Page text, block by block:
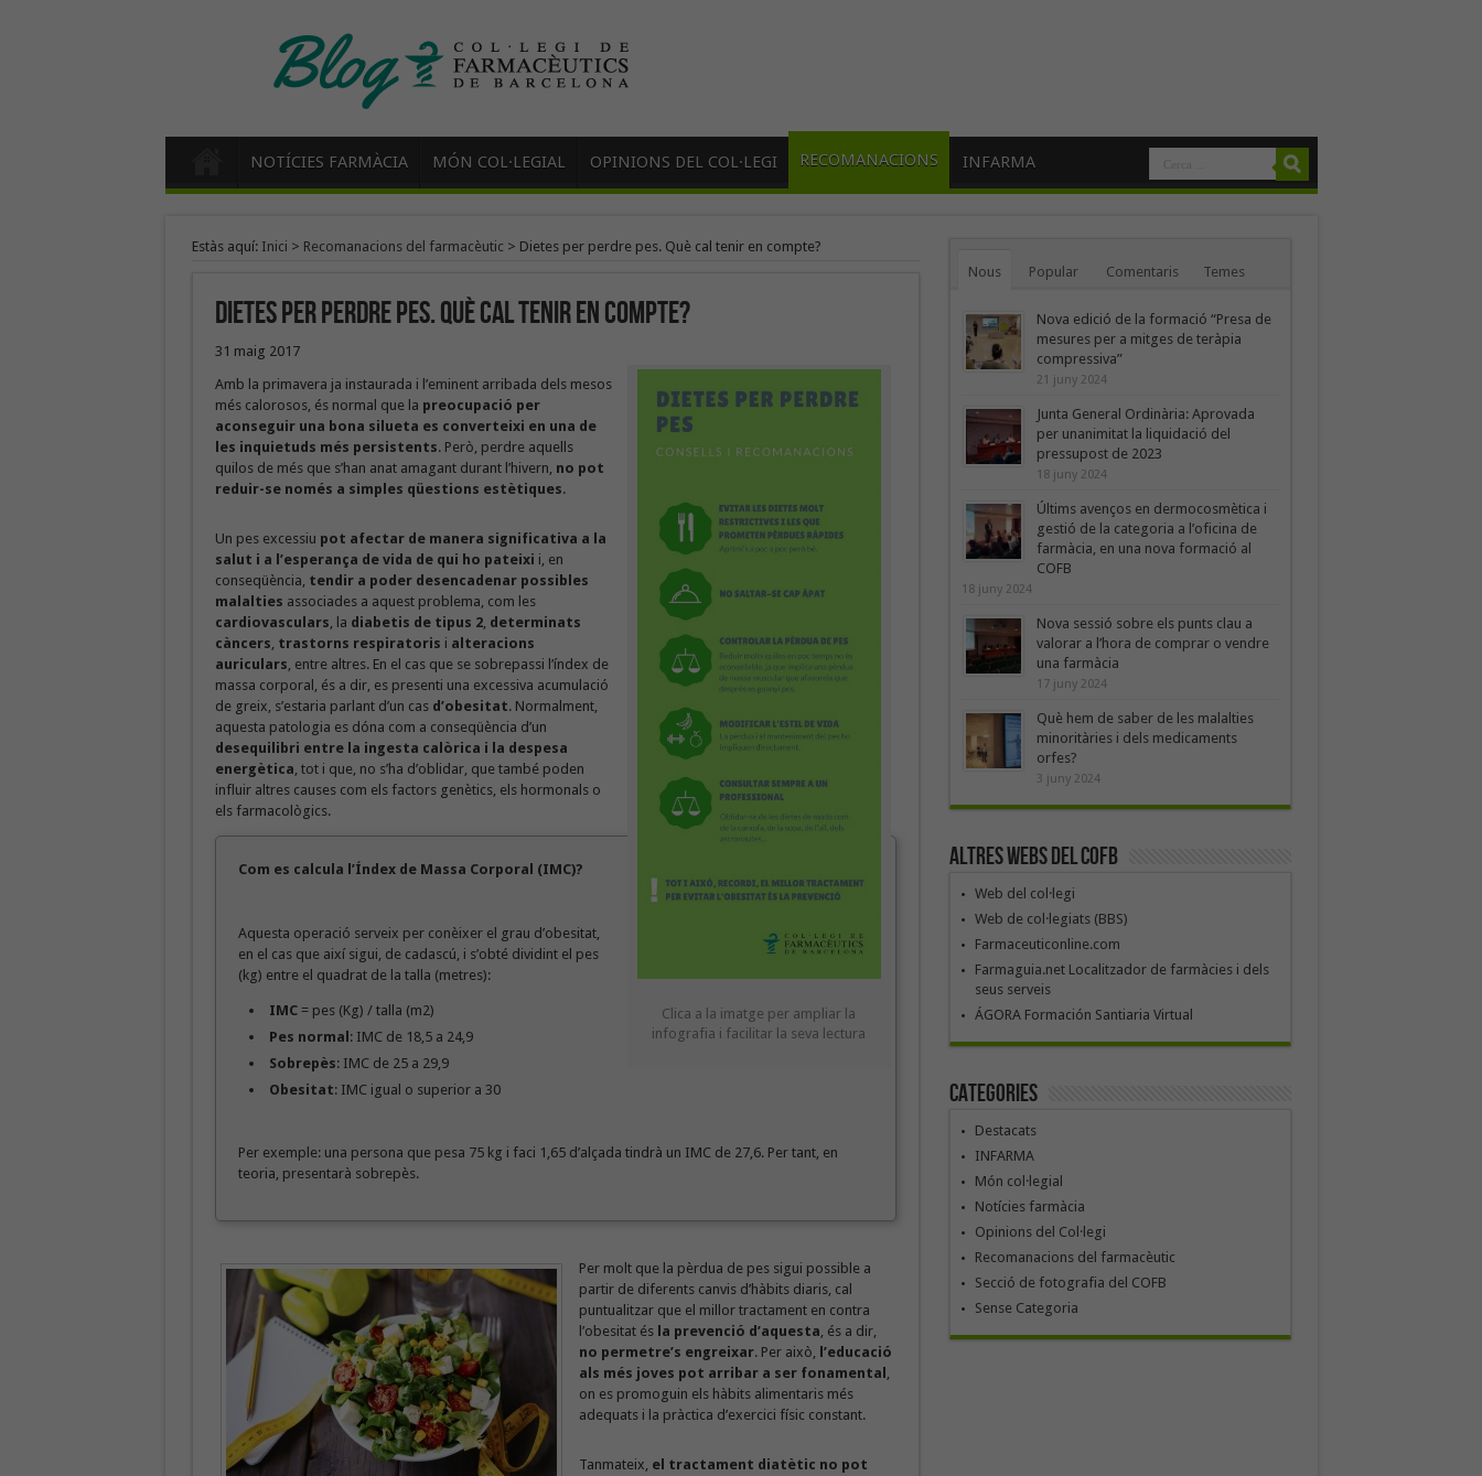
NOTÍCIES FARMÀCIA MÓN COL·LEGIAL OPINIONS DEL COL·LEGI RECOMANACIONS INFARMA
Estàs aquí: Inici > Recomanacions del farmacèutic > Dietes per perdre pes. Què cal tenir en compte?
Dietes per perdre pes. Què cal tenir en compte?
31 maig 2017
Clica a la imatge per ampliar la
infografia i facilitar la seva lectura
Amb la primavera ja instaurada i l’eminent arribada dels mesos
més calorosos, és normal que la preocupació per
aconseguir una bona silueta es converteixi en una de
les inquietuds més persistents. Però, perdre aquells
quilos de més que s’han anat amagant durant l’hivern, no pot
reduir-se només a simples qüestions estètiques.
Un pes excessiu pot afectar de manera significativa a la
salut i a l’esperança de vida de qui ho pateixi i, en
conseqüència, tendir a poder desencadenar possibles
malalties associades a aquest problema, com les
cardiovasculars, la diabetis de tipus 2, determinats
càncers, trastorns respiratoris i alteracions
auriculars, entre altres. En el cas que se sobrepassi l’índex de
massa corporal, és a dir, es presenti una excessiva acumulació
de greix, s’estaria parlant d’un cas d’obesitat. Normalment,
aquesta patologia es dóna com a conseqüència d’un
desequilibri entre la ingesta calòrica i la despesa
energètica, tot i que, no s’ha d’oblidar, que també poden
influir altres causes com els factors genètics, els hormonals o
els farmacològics.
Com es calcula l’Índex de Massa Corporal (IMC)?
Aquesta operació serveix per conèixer el grau d’obesitat,
en el cas que així sigui, de cadascú, i s’obté dividint el pes
(kg) entre el quadrat de la talla (metres):
IMC= pes (Kg) / talla (m2)
Pes normal : IMC de 18,5 a 24,9
Sobrepès: IMC de 25 a 29,9
Obesitat: IMC igual o superior a 30
Per exemple: una persona que pesa 75 kg i faci 1,65 d’alçada tindrà un IMC de 27,6. Per tant, en
teoria, presentarà sobrepès.
Per molt que la pèrdua de pes sigui possible a
partir de diferents canvis d’hàbits diaris, cal
puntualitzar que el millor tractament en contra
l’obesitat és la prevenció d’aquesta, és a dir,
no permetre’s engreixar. Per això, l’educació
als més joves pot arribar a ser fonamental ,
on es promoguin els hàbits alimentaris més
adequats i la pràctica d’exercici físic constant.
Tanmateix, el tractament diatètic no pot
Nous Popular Comentaris Temes
Nova edició de la formació “Presa de
mesures per a mitges de teràpia
compressiva”
21 juny 2024
Junta General Ordinària: Aprovada
per unanimitat la liquidació del
pressupost de 2023
18 juny 2024
Últims avenços en dermocosmètica i
gestió de la categoria a l’oficina de
farmàcia, en una nova formació al
COFB
18 juny 2024
Nova sessió sobre els punts clau a
valorar a l’hora de comprar o vendre
una farmàcia
17 juny 2024
Què hem de saber de les malalties
minoritàries i dels medicaments
orfes?
3 juny 2024
Altres webs del COFB
Web del col·legi
Web de col·legiats (BBS)
Farmaceuticonline.com
Farmaguia.net Localitzador de farmàcies i dels
seus serveis
ÁGORA Formación Santiaria Virtual
Categories
Destacats
INFARMA
Món col·legial
Notícies farmàcia
Opinions del Col·legi
Recomanacions del farmacèutic
Secció de fotografia del COFB
Sense Categoria